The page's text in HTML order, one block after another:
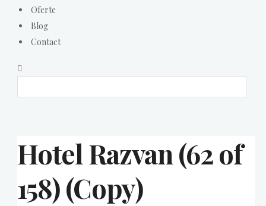
Oferte
Blog
Contact
Hotel Razvan (62 of
158) (Copy)